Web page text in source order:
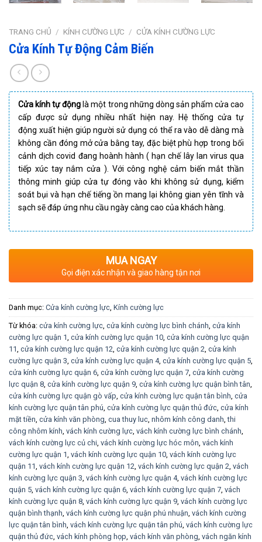
TRANG CHỦ / KÍNH CƯỜNG LỰC / CỬA KÍNH CƯỜNG LỰC
Cửa Kính Tự Động Cảm Biến
Cửa kính tự động là một trong những dòng sản phẩm cửa cao
cấp được sử dụng nhiều nhất hiện nay. Hệ thống cửa tự
động xuất hiện giúp người sử dụng có thể ra vào dễ dàng mà
không cần đóng mở cửa bằng tay, đặc biệt phù hợp trong bối
cảnh dịch covid đang hoành hành ( hạn chế lây lan virus qua
tiếp xúc tay nắm cửa ). Với công nghệ cảm biến mắt thần
thông minh giúp cửa tự đóng vào khi không sử dụng, kiểm
soát bụi và hạn chế tiếng ồn mang lại không gian yên tĩnh và
sạch sẽ đáp ứng nhu cầu ngày càng cao của khách hàng.
MUA NGAY
Gọi điện xác nhận và giao hàng tận nơi
Danh mục: Cửa kính cường lực Kính cường lực
Từ khóa: cửa kính cường lực cửa kính cường lực bình chánh cửa kính
cường lực quận 1 cửa kính cường lực quận 10 cửa kính cường lực quận
11 cửa kính cường lực quận 12 cửa kính cường lực quận 2 cửa kính
cường lực quận 3 cửa kính cường lực quận 4, cửa kính cường lực quận 5
cửa kính cường lực quận 6 cửa kính cường lực quận 7 cửa kính cường
lực quận 8 cửa kính cường lực quận 9 cửa kính cường lực quận bình tân
cửa kính cường lực quận gò vấp cửa kính cường lực quận tân bình cửa
kính cường lực quận tân phú cửa kính cường lực quận thủ đức cửa kính
mặt tiền cửa kính văn phòng cua thuy luc nhôm kính công danh ,thi
công nhôm kính vách kính cường lực vách kính cường lực bình chánh
vách kính cường lực củ chi vách kính cường lực hóc môn vách kính
cường lực quận 1 vách kính cường lực quận 10 vách kính cường lực
quận 11 vách kính cường lực quận 12 vách kính cường lực quận 2 vách
kính cường lực quận 3 vách kính cường lực quận 4, vách kính cường lực
quận 5 vách kính cường lực quận 6 vách kính cường lực quận 7 vách
kính cường lực quận 8 vách kính cường lực quận 9 vách kính cường lực
quận bình thạnh vách kính cường lực quận phú nhuận vách kính cường
lực quận tân bình vách kính cường lực quận tân phú vách kính cường lực
quận thủ đức vách kính phòng họp vách kính văn phòng vách ngăn kính